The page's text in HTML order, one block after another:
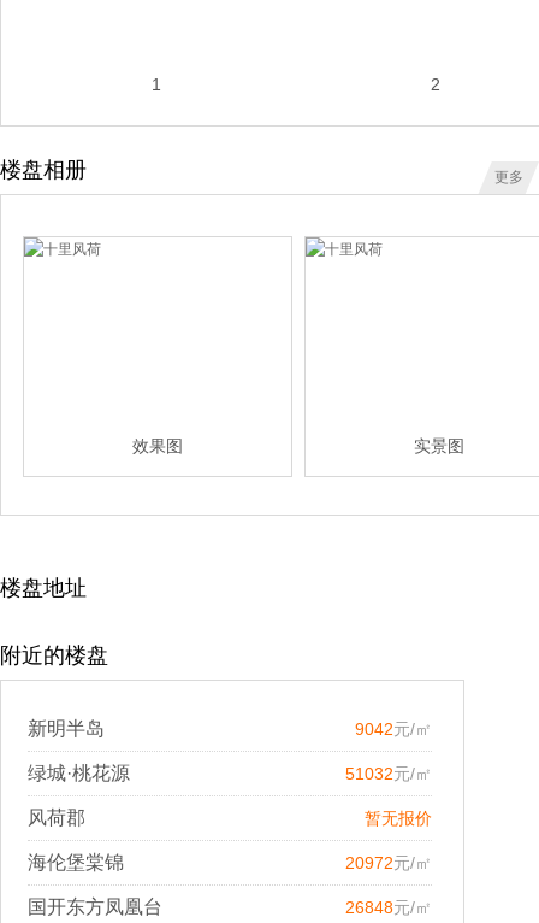
1 2
楼盘相册 更多
效果图 实景图
楼盘地址
附近的楼盘
新明半岛 9042元/㎡
绿城·桃花源 51032元/㎡
风荷郡 暂无报价
海伦堡棠锦 20972元/㎡
国开东方凤凰台 26848元/㎡